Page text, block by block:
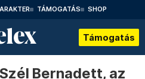
TÁMOGATÁS SHOP
Támogatás
Bernadett, az